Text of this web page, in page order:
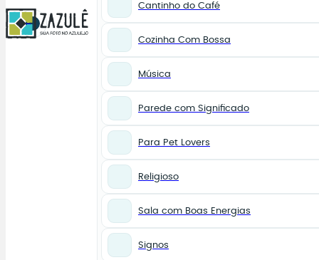
0
Cantinho do Café
Cozinha Com Bossa
Música
Parede com Significado
Para Pet Lovers
Religioso
Sala com Boas Energias
Signos